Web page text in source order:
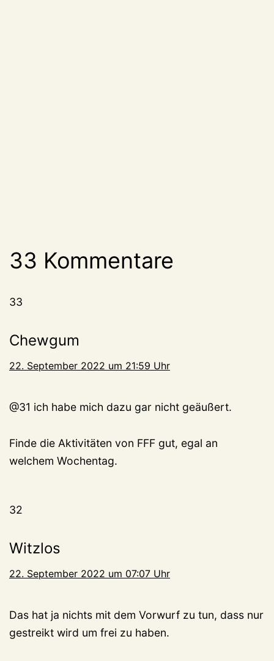
33 Kommentare
33
Chewgum
22. September 2022 um 21:59 Uhr
@31 ich habe mich dazu gar nicht geäußert.
Finde die Aktivitäten von FFF gut, egal an
welchem Wochentag.
32
Witzlos
22. September 2022 um 07:07 Uhr
Das hat ja nichts mit dem Vorwurf zu tun, dass nur
gestreikt wird um frei zu haben.